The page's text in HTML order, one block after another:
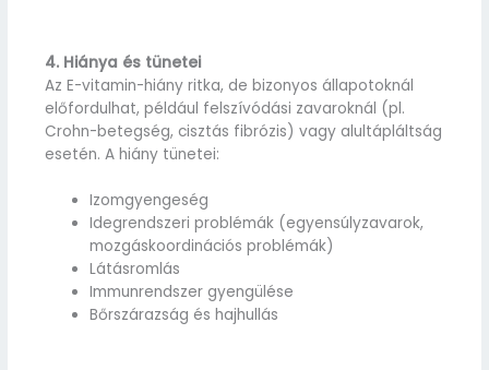
4. Hiánya és tünetei
Az E-vitamin-hiány ritka, de bizonyos állapotoknál
előfordulhat, például felszívódási zavaroknál (pl.
Crohn-betegség, cisztás fibrózis) vagy alultápláltság
esetén. A hiány tünetei:
Izomgyengeség
Idegrendszeri problémák (egyensúlyzavarok,
mozgáskoordinációs problémák)
Látásromlás
Immunrendszer gyengülése
Bőrszárazság és hajhullás